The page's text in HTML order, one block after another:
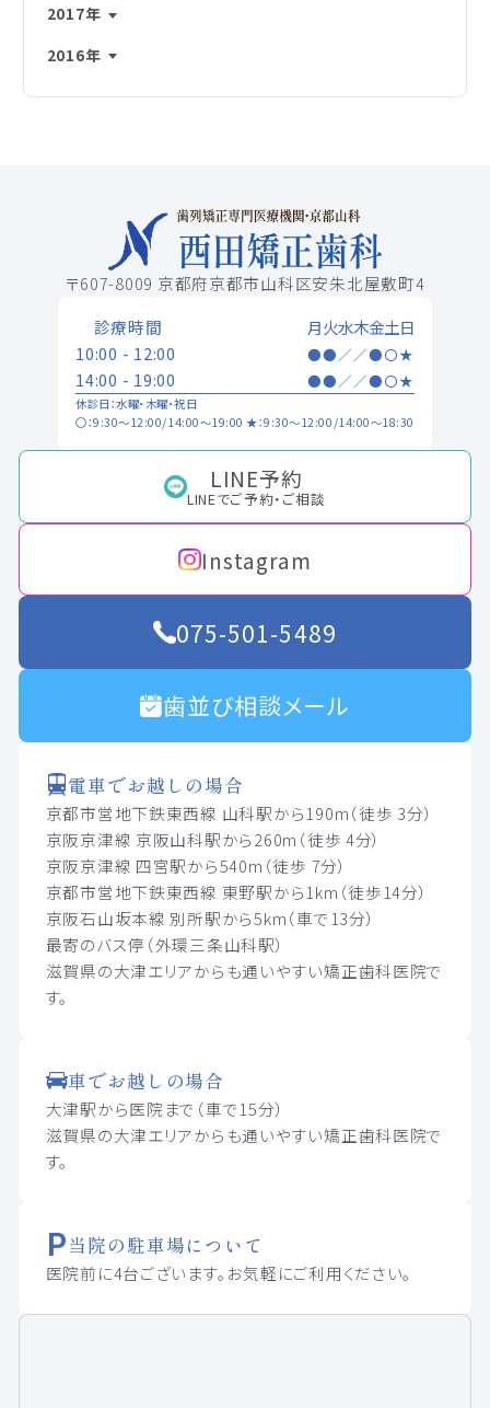
2017年
2016年
〒607-8009 京都府京都市山科区安朱北屋敷町4
診療時間
月火水木金土日
10:00 - 12:00
●●／／●〇★
14:00 - 19:00 ●●／／●〇★
休診日：水曜・木曜・祝日
〇：9:30～12:00/14:00～19:00 ★：9:30～12:00/14:00～18:30
LINE予約
LINEでご予約・ご相談
Instagram
075-501-5489
歯並び相談メール
電車でお越しの場合
京都市営地下鉄東西線 山科駅から190m（徒歩 3分）
京阪京津線 京阪山科駅から260m（徒歩 4分）
京阪京津線 四宮駅から540m（徒歩 7分）
京都市営地下鉄東西線 東野駅から1km（徒歩14分）
京阪石山坂本線 別所駅から5km（車で13分）
最寄のバス停（外環三条山科駅）
滋賀県の大津エリアからも通いやすい矯正歯科医院で
す。
車でお越しの場合
大津駅から医院まで（車で15分）
滋賀県の大津エリアからも通いやすい矯正歯科医院で
す。
当院の駐車場について
医院前に4台ございます。お気軽にご利用ください。